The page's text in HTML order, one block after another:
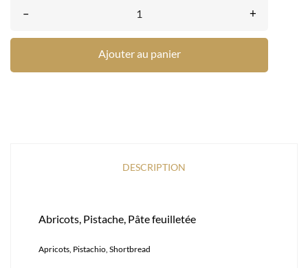
– +
Ajouter au panier
DESCRIPTION
Abricots, Pistache, Pâte feuilletée
Apricots, Pistachio, Shortbread